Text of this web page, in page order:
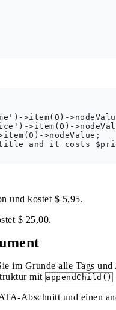
>item(0)-
>item(0)-
>nodeValue;
and it costs
und kostet $ 5,95.
$ 25,00.
im Grunde alle Tags und
mit appendChild()
Abschnitt und einen